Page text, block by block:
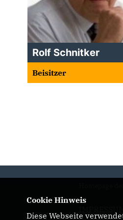
Rolf Schnitker
Beisitzer
Cookie Hinweis
Diese Webseite